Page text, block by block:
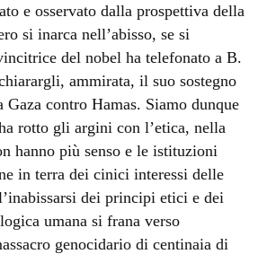
e osservato dalla prospettiva della
si inarca nell’abisso, se si
del nobel ha telefonato a B.
ammirata, il suo sostegno
Gaza contro Hamas. Siamo dunque
rotto gli argini con l’etica, nella
hanno più senso e le istituzioni
in terra dei cinici interessi delle
dei principi etici e dei
umana si frana verso
genocidario di centinaia di